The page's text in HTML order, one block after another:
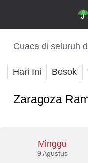
Cuaca di seluruh
Hari Ini Besok
Zaragoza
Minggu
9 Agustus